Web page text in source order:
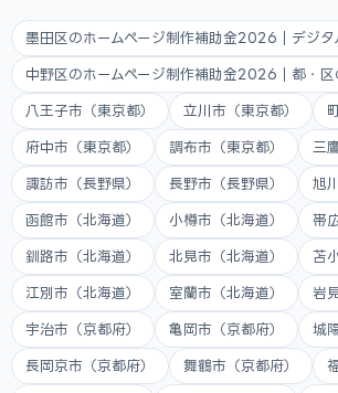
墨田区のホームページ制作補助金2026｜デジ
中野区のホームページ制作補助金2026｜都・
八王子市（東京都） 立川市（東京都）
府中市（東京都） 調布市（東京都） 三
諏訪市（長野県） 長野市（長野県） 旭
函館市（北海道） 小樽市（北海道） 帯
釧路市（北海道） 北見市（北海道） 苫
江別市（北海道） 室蘭市（北海道） 岩
宇治市（京都府） 亀岡市（京都府） 城
長岡京市（京都府） 舞鶴市（京都府）